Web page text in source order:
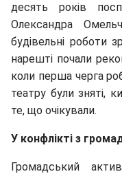
десять років
Олександра
будівельні роботи
нарешті почали
коли перша черга
театру були зняті,
те, що очікували.
У конфлікті з
Громадський